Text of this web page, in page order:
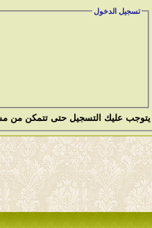
تسجيل الدخول
يتوجب عليك التسجيل حتى تتمكن من